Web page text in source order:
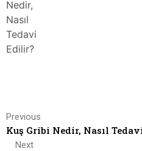
Previous
Kuş Gribi Nedir, Nasıl
Next